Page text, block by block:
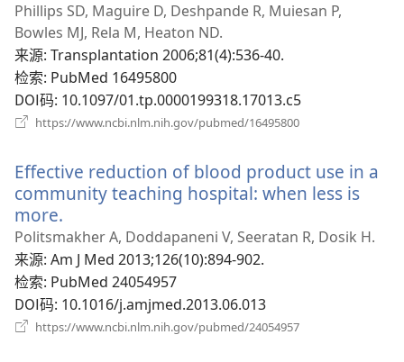
开
窗
Phillips SD, Maguire D, Deshpande R, Muiesan P,
Bowles MJ, Rela M, Heaton ND.
来源‎: Transplantation 2006;81(4):536-40.
检索‎: PubMed 16495800
DOI码‎: 10.1097/01.tp.0000199318.17013.c5
https://www.ncbi.nlm.nih.gov/pubmed/16495800
窗
口）
Effective reduction of blood product use in a
community teaching hospital: when less is
more.
开
新
窗
口）
Politsmakher A, Doddapaneni V, Seeratan R, Dosik H.
来源‎: Am J Med 2013;126(10):894-902.
检索‎: PubMed 24054957
DOI码‎: 10.1016/j.amjmed.2013.06.013
https://www.ncbi.nlm.nih.gov/pubmed/24054957